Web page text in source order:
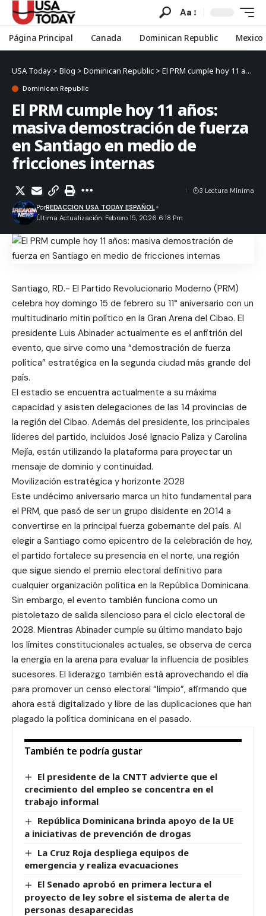
Aa
Página Principal Canada Dominican Republic Mexico
USA Today > Blog > Dominican Republic > El PRM cumple hoy 11 años: masiva demostración de fuerza en Santiago en medio de fricciones internas
Dominican Republic
El PRM cumple hoy 11 años:
masiva demostración de fuerza
en Santiago en medio de
fricciones internas
Última Actualización: Febrero 15, 2026 6:18 Pm
PorREDACCION USA TODAY ESPAÑOL
3 Lectura Mínima
Santiago, RD.- El Partido Revolucionario Moderno (PRM)
celebra hoy domingo 15 de febrero su 11° aniversario con un
multitudinario mitin político en la Gran Arena del Cibao. El
presidente Luis Abinader actualmente es el anfitrión del
evento, que sirve como una “demostración de fuerza
política” estratégica en la segunda ciudad más grande del
país.
El estadio se encuentra actualmente a su máxima
capacidad y asisten delegaciones de las 14 provincias de
la región del Cibao. Además del presidente, los principales
líderes del partido, incluidos José Ignacio Paliza y Carolina
Mejía, están utilizando la plataforma para proyectar un
mensaje de dominio y continuidad.
Movilización estratégica y horizonte 2028
Este undécimo aniversario marca un hito fundamental para
el PRM, que pasó de ser un grupo disidente en 2014 a
convertirse en la principal fuerza gobernante del país. Al
elegir a Santiago como epicentro de la celebración de hoy,
el partido fortalece su presencia en el norte, una región
que sigue siendo el premio electoral definitivo para
cualquier organización política en la República Dominicana.
Sin embargo, el evento también funciona como un
pistoletazo de salida silencioso para el ciclo electoral de
2028. Mientras Abinader cumple su último mandato bajo
los límites constitucionales actuales, se observa de cerca
la energía en la arena para evaluar la influencia de posibles
sucesores. El liderazgo también está aprovechando el día
para promover un censo electoral “limpio”, afirmando que
ahora está digitalizado y libre de las duplicaciones que han
plagado la política dominicana en el pasado.
También te podría gustar
El presidente de la CNTT advierte que el
crecimiento del empleo se concentra en el
trabajo informal
República Dominicana brinda apoyo de la UE
a iniciativas de prevención de drogas
La Cruz Roja despliega equipos de
emergencia y realiza evacuaciones
El Senado aprobó en primera lectura el
proyecto de ley sobre el sistema de alerta de
personas desaparecidas